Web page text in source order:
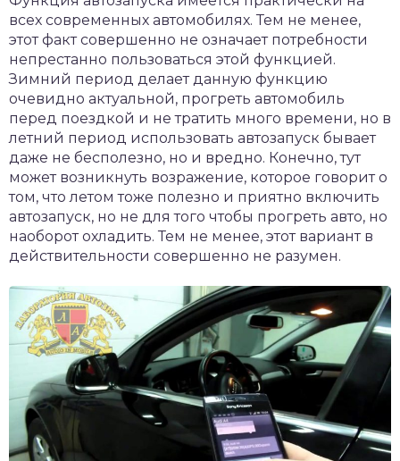
всех современных автомобилях. Тем не менее,
этот факт совершенно не означает потребности
непрестанно пользоваться этой функцией.
Зимний период делает данную функцию
очевидно актуальной, прогреть автомобиль
перед поездкой и не тратить много времени, но в
летний период использовать автозапуск бывает
даже не бесполезно, но и вредно. Конечно, тут
может возникнуть возражение, которое говорит о
том, что летом тоже полезно и приятно включить
автозапуск, но не для того чтобы прогреть авто, но
наоборот охладить. Тем не менее, этот вариант в
действительности совершенно не разумен.